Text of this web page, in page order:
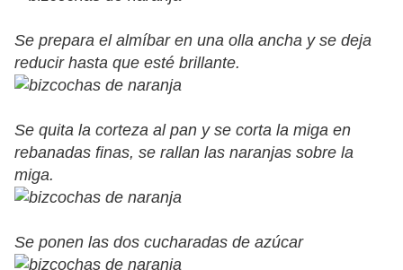
Se prepara el almíbar en una olla ancha y se deja
reducir hasta que esté brillante.
Se quita la corteza al pan y se corta la miga en
rebanadas finas, se rallan las naranjas sobre la
miga.
Se ponen las dos cucharadas de azúcar